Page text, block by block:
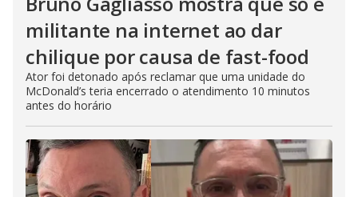
militante na internet ao dar
chilique por causa de fast-food
Ator foi detonado após reclamar que uma unidade do
McDonald’s teria encerrado o atendimento 10 minutos
antes do horário